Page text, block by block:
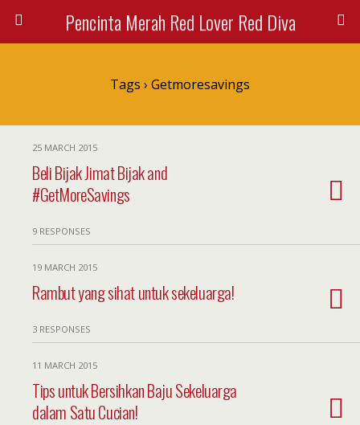
Pencinta Merah Red Lover Red Diva
Tags › Getmoresavings
25 MARCH 2015
Beli Bijak Jimat Bijak and
#GetMoreSavings
9 RESPONSES
19 MARCH 2015
Rambut yang sihat untuk sekeluarga!
3 RESPONSES
11 MARCH 2015
Tips untuk Bersihkan Baju Sekeluarga
dalam Satu Cucian!